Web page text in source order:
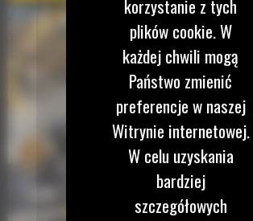
korzystanie z tych
plików cookie. W
każdej chwili mogą
Państwo zmienić
preferencje w naszej
Witrynie internetowej.
W celu uzyskania
bardziej
szczegółowych